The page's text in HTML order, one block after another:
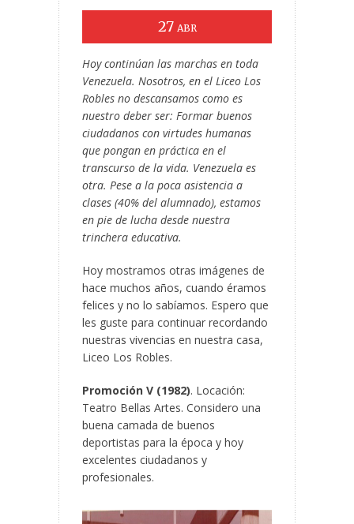
27 ABR
Hoy continúan las marchas en toda
Venezuela. Nosotros, en el Liceo Los
Robles no descansamos como es
nuestro deber ser: Formar buenos
ciudadanos con virtudes humanas
que pongan en práctica en el
transcurso de la vida. Venezuela es
otra. Pese a la poca asistencia a
clases (40% del alumnado), estamos
en pie de lucha desde nuestra
trinchera educativa.
Hoy mostramos otras imágenes de
hace muchos años, cuando éramos
felices y no lo sabíamos. Espero que
les guste para continuar recordando
nuestras vivencias en nuestra casa,
Liceo Los Robles.
Promoción V (1982). Locación:
Teatro Bellas Artes. Considero una
buena camada de buenos
deportistas para la época y hoy
excelentes ciudadanos y
profesionales.